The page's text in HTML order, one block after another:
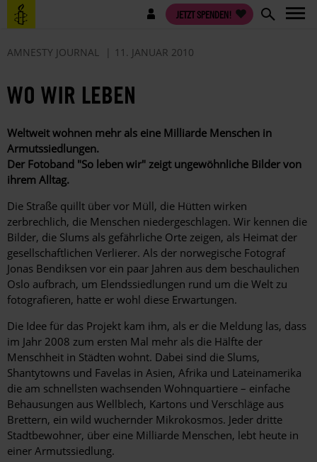
Direkt
zum
Benutzermenü JETZT SPENDEN!
AMNESTY JOURNAL 11. JANUAR 2010
WO WIR LEBEN
Weltweit wohnen mehr als eine Milliarde Menschen in
Armutssiedlungen.
Der Fotoband "So leben wir" zeigt ungewöhnliche Bilder von
ihrem Alltag.
Die Straße quillt über vor Müll, die Hütten wirken
zerbrechlich, die Menschen niedergeschlagen. Wir kennen die
Bilder, die Slums als gefährliche Orte zeigen, als Heimat der
gesellschaftlichen Verlierer. Als der norwegische Fotograf
Jonas Bendiksen vor ein paar Jahren aus dem beschaulichen
Oslo aufbrach, um Elendssiedlungen rund um die Welt zu
fotografieren, hatte er wohl diese Erwartungen.
Die Idee für das Projekt kam ihm, als er die Meldung las, dass
im Jahr 2008 zum ersten Mal mehr als die Hälfte der
Menschheit in Städten wohnt. Dabei sind die Slums,
Shantytowns und Favelas in Asien, Afrika und Lateinamerika
die am schnellsten wachsenden Wohnquartiere – einfache
Behausungen aus Wellblech, Kartons und Verschläge aus
Brettern, ein wild wuchernder Mikrokosmos. Jeder dritte
Stadtbewohner, über eine Milliarde Menschen, lebt heute in
einer Armutssiedlung.